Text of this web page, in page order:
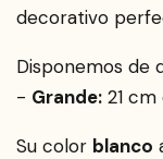
decorativo
Disponemos de
- Grande: 21
Su color blanco